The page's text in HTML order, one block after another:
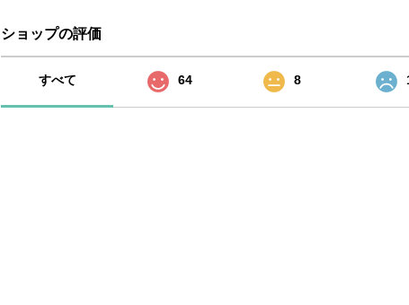
ショップの評価
すべて 64 8